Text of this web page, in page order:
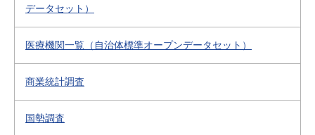
データセット）
医療機関一覧（自治体標準オープンデータセット）
商業統計調査
国勢調査